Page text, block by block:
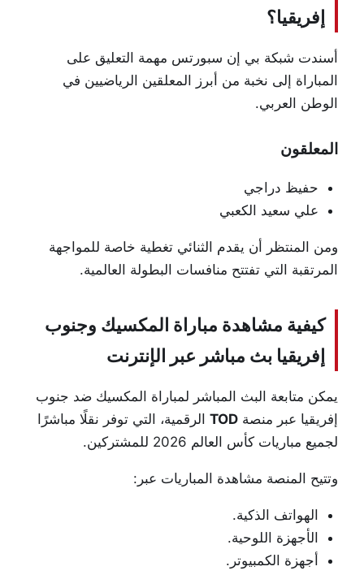
إفريقيا؟
أسندت شبكة بي إن سبورتس مهمة التعليق على
المباراة إلى نخبة من أبرز المعلقين الرياضيين في
الوطن العربي.
المعلقون
حفيظ دراجي
علي سعيد الكعبي
ومن المنتظر أن يقدم الثنائي تغطية خاصة للمواجهة
المرتقبة التي تفتتح منافسات البطولة العالمية.
كيفية مشاهدة مباراة المكسيك وجنوب
إفريقيا بث مباشر عبر الإنترنت
يمكن متابعة البث المباشر لمباراة المكسيك ضد جنوب
إفريقيا عبر منصة TOD الرقمية، التي توفر نقلًا مباشرًا
لجميع مباريات كأس العالم 2026 للمشتركين.
وتتيح المنصة مشاهدة المباريات عبر:
الهواتف الذكية.
الأجهزة اللوحية.
أجهزة الكمبيوتر.